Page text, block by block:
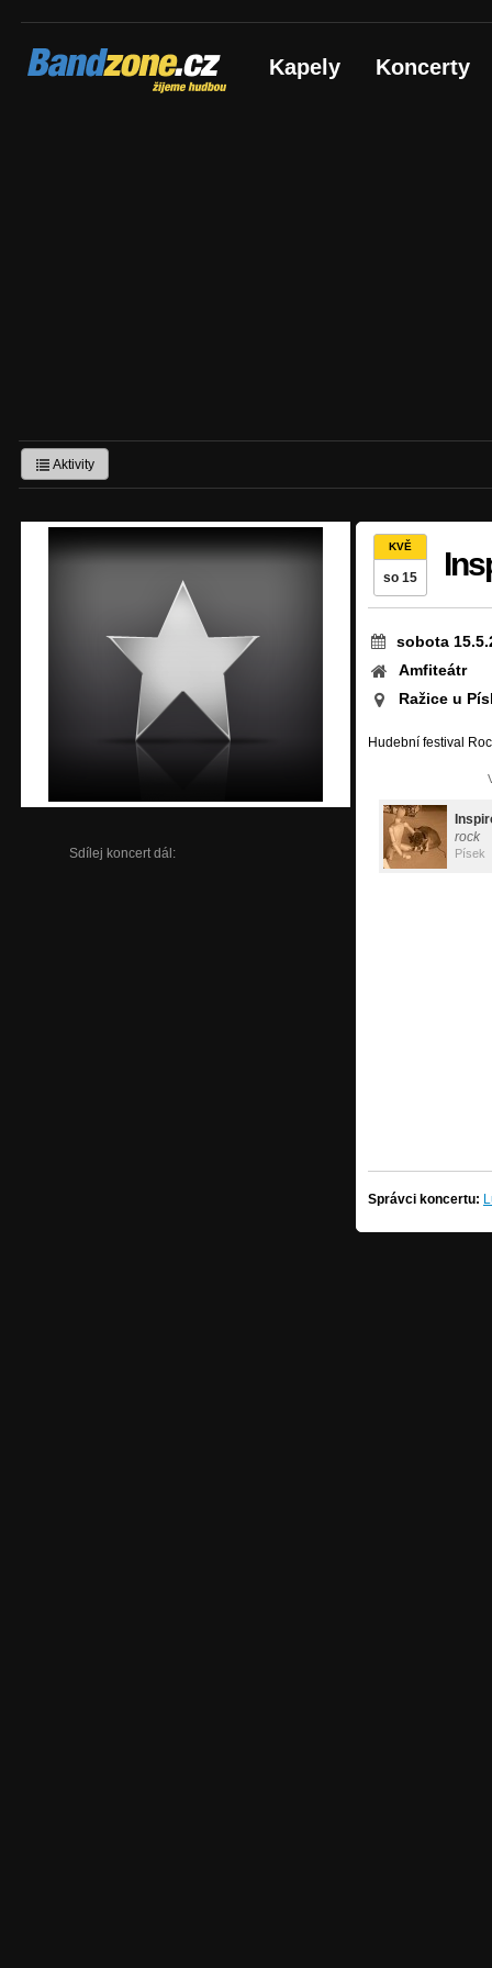
Bandzone.cz
žijeme hudbou Kapely Koncerty
Aktivity
Sdílej koncert dál:
KVĚ
so 15
sobota
Amfiteátr
Ražice u
Hudební festival
rock
Písek
Správci koncertu: